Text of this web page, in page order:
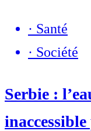
· Santé
· Société
Serbie :